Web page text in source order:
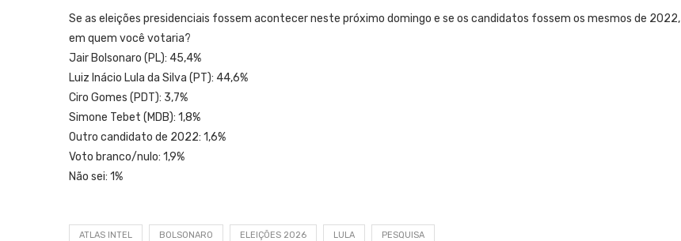
Se as eleições presidenciais fossem acontecer neste próximo domingo e se os candidatos fossem os mesmos de 2022,
em quem você votaria?
Jair Bolsonaro (PL): 45,4%
Luiz Inácio Lula da Silva (PT): 44,6%
Ciro Gomes (PDT): 3,7%
Simone Tebet (MDB): 1,8%
Outro candidato de 2022: 1,6%
Voto branco/nulo: 1,9%
Não sei: 1%
ATLAS INTEL BOLSONARO ELEIÇÕES 2026 LULA PESQUISA